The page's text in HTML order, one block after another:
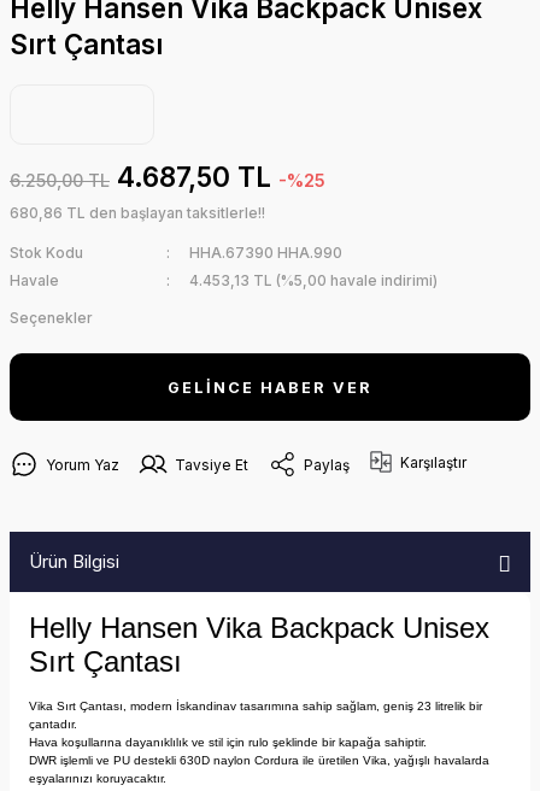
Helly Hansen Vika Backpack Unisex
Sırt Çantası
6.250,00 TL 4.687,50 TL -%25
680,86 TL den başlayan taksitlerle!!
Stok Kodu
HHA.67390 HHA.990
Havale
4.453,13 TL (%5,00 havale indirimi)
Seçenekler
GELİNCE HABER VER
Yorum Yaz Tavsiye Et Paylaş Karşılaştır
Ürün Bilgisi
Helly Hansen Vika Backpack Unisex
Sırt Çantası
Vika Sırt Çantası, modern İskandinav tasarımına sahip sağlam, geniş 23 litrelik bir
çantadır.
Hava koşullarına dayanıklılık ve stil için rulo şeklinde bir kapağa sahiptir.
DWR işlemli ve PU destekli 630D naylon Cordura ile üretilen Vika, yağışlı havalarda
eşyalarınızı koruyacaktır.